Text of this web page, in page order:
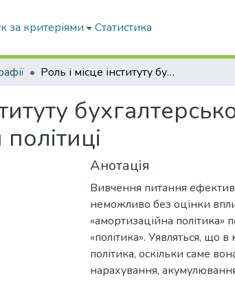
за критеріями Статистика
Роль і місце інституту бухгалтерського обліку та аудиту в амортизаційній політиці
Анотація
Вивчення питання
неможливо без оцінки
«амортизаційна політика»
«політика». Уявляться, що
політика, оскільки саме
нарахування,